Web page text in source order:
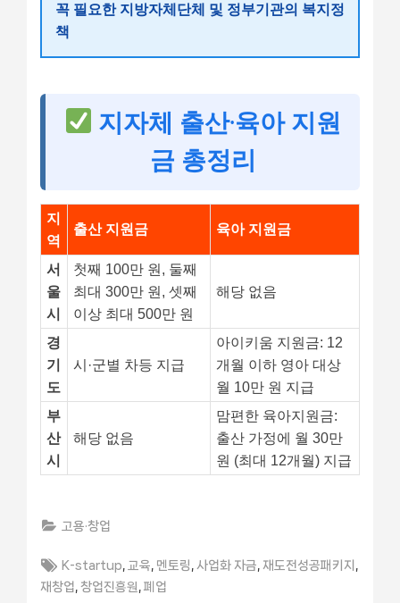
꼭 필요한 지방자체단체 및 정부기관의 복지정
책
지자체 출산·육아 지원
금 총정리
지
역
출산 지원금 육아 지원금
서
울
시
첫째 100만 원, 둘째
최대 300만 원, 셋째
이상 최대 500만 원
해당 없음
경
기
도
시·군별 차등 지급
아이키움 지원금: 12
개월 이하 영아 대상
월 10만 원 지급
부
산
시
해당 없음
맘편한 육아지원금:
출산 가정에 월 30만
원 (최대 12개월) 지급
고용·창업
Tags:
K-startup 교육 멘토링 사업화 자금 재도전성공패키지
재창업 창업진흥원 폐업